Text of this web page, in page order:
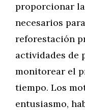
proporcionar
necesarios
reforestación
actividades de
monitorear el
tiempo. Los
entusiasmo,